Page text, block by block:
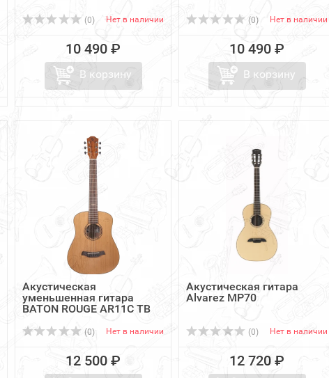
(0) Нет в наличии
10 490 ₽
В корзину
(0) Нет в наличии
10 490 ₽
В корзину
Акустическая
уменьшенная гитара
BATON ROUGE AR11C TB
(0) Нет в наличии
12 500 ₽
Акустическая гитара
Alvarez MP70
(0) Нет в наличии
12 720 ₽